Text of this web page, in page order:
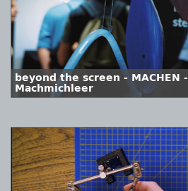
beyond the screen - MACHEN -
Machmichleer